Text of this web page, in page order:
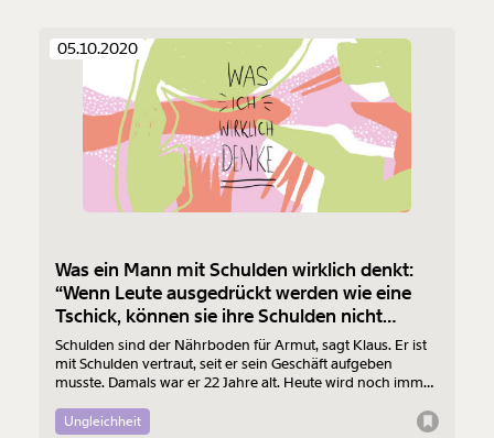
05.10.2020
Was ein Mann mit Schulden wirklich denkt:
“Wenn Leute ausgedrückt werden wie eine
Tschick, können sie ihre Schulden nicht
zurückzahlen”
Schulden sind der Nährboden für Armut, sagt Klaus. Er ist
mit Schulden vertraut, seit er sein Geschäft aufgeben
musste. Damals war er 22 Jahre alt. Heute wird noch immer
Ungleichheit